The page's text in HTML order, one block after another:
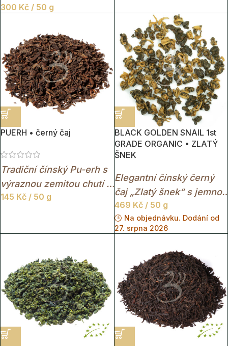
čajových lístků s
300 Kč / 50 g
limetkovou stopou.
PUERH • černý čaj
Tradiční čínský Pu-erh s
výraznou zemitou chutí a
tmavým, plným nálevem.
145 Kč / 50 g
BLACK GOLDEN SNAIL 1st
GRADE ORGANIC • ZLATÝ
ŠNEK
Elegantní čínský černý
čaj „Zlatý šnek“ s jemnou
oříškovou chutí,
květinovým aroma a
krásně jantarovým
469 Kč/ 50 g
🕒 Na objednávku. Dodání od
27. srpna 2026